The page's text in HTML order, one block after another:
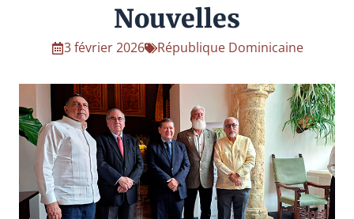
Nouvelles
3 février 2026 République Dominicaine